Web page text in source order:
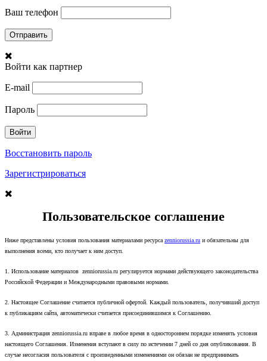
Ваш телефон
Войти как партнер
E-mail
Пароль
Восстановить пароль
Зарегистрироваться
Пользовательское соглашение
Ниже представлены условия пользования материалами ресурса zenniorussia.ru и обязательны для
выполнения всеми, кто получает к ним доступ.
1. Использование материалов zenniorussia.ru регулируется нормами действующего законодательства
Российской Федерации и Международными правовыми нормами.
2. Настоящее Соглашение считается публичной офертой. Каждый пользователь, получивший доступ
к публикациям сайта, автоматически считается присоединившимся к Соглашению.
3. Администрация zenniorussia.ru вправе в любое время в одностороннем порядке изменять условия
настоящего Соглашения. Изменения вступают в силу по истечении 7 дней со дня опубликования. В
случае несогласия пользователя с произведенными изменениями он обязан не предпринимать